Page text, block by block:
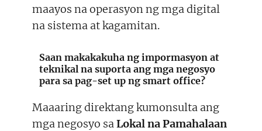
maayos na operasyon ng mga digital
na sistema at kagamitan.
Saan makakakuha ng impormasyon at
teknikal na suporta ang mga negosyo
para sa pag-set up ng smart office?
Maaaring direktang kumonsulta ang
mga negosyo sa Lokal na Pamahalaan